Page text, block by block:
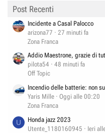
Post Recenti
Incidente a Casal Palocco
arizona77
27 minuti fa
Zona Franca
Addio Maestrone, grazie di
pilota54
48 minuti fa
Off Topic
Incendio delle batterie: non
Yaris Mille
Oggi alle 00:20
Zona Franca
U
Honda jazz 2023
Utente_1180160945
Ieri